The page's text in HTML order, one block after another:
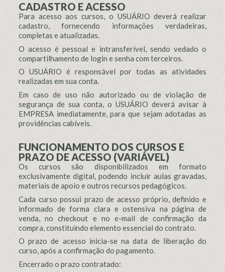
CADASTRO E ACESSO
Para acesso aos cursos, o USUÁRIO deverá realizar
cadastro, fornecendo informações verdadeiras,
completas e atualizadas.
O acesso é pessoal e intransferível, sendo vedado o
compartilhamento de login e senha com terceiros.
O USUÁRIO é responsável por todas as atividades
realizadas em sua conta.
Em caso de uso não autorizado ou de violação de
segurança de sua conta, o USUÁRIO deverá avisar à
EMPRESA imediatamente, para que sejam adotadas as
providências cabíveis.
FUNCIONAMENTO DOS CURSOS E
PRAZO DE ACESSO (VARIÁVEL)
Os cursos são disponibilizados em formato
exclusivamente digital, podendo incluir aulas gravadas,
materiais de apoio e outros recursos pedagógicos.
Cada curso possui prazo de acesso próprio, definido e
informado de forma clara e ostensiva na página de
venda, no checkout e no e-mail de confirmação da
compra, constituindo elemento essencial do contrato.
O prazo de acesso inicia-se na data de liberação do
curso, após a confirmação do pagamento.
Encerrado o prazo contratado: